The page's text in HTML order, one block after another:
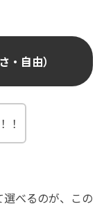
・自由）
！
べるのが、この